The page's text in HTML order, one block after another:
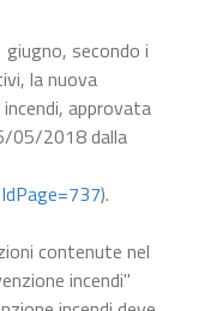
giugno, secondo i
la nuova
approvata
05/2018 dalla
).
contenute nel
incendi"